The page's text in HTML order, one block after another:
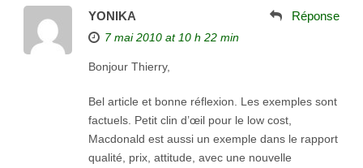
YONIKA
7 mai 2010 at 10 h 22 min
Réponse
Bonjour Thierry,
Bel article et bonne réflexion. Les exemples sont
factuels. Petit clin d’œil pour le low cost,
Macdonald est aussi un exemple dans le rapport
qualité, prix, attitude, avec une nouvelle